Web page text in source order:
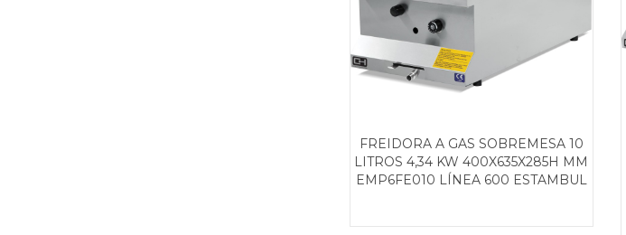
FREIDORA A GAS SOBREMESA 10
LITROS 4,34 KW 400X635X285H MM
EMP6FE010 LÍNEA 600 ESTAMBUL